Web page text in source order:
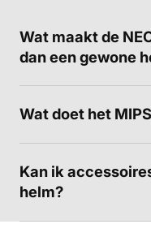
Wat maakt de
dan een gewone
Wat doet het
Kan ik
helm?